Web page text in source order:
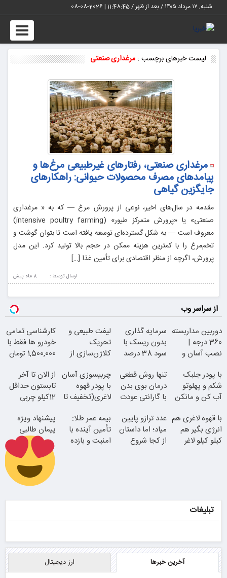
شنبه, ۱۷ مرداد ۱۴۰۵ / بعد از ظهر / 11:48:45
|
2026-08-08
Toggle
لیست خبرهای برچسب : مرغداری صنعتی
مرغداری صنعتی، رفتارهای غیرطبیعی مرغ‌ها و
پیامدهای مصرف محصولات حیوانی: راهکارهای
جایگزین گیاهی
مقدمه در سال‌های اخیر، نوعی از پرورش مرغ — که به « مرغداری
صنعتی» یا «پرورش متمرکز طیور» (intensive poultry farming)
معروف است — به شکل گسترده‌ای توسعه یافته است تا بتوان گوشت و
تخم‌مرغ را با کمترین هزینه ممکن در حجم بالا تولید کرد. این مدل
پرورش، اگرچه از منظر اقتصادی برای تأمین غذا […]
8 ماه پيش ارسال توسط :
از سراسر وب
دوربین مداربسته
360 درجه |
نصب آسان و
سرمایه گذاری
بدون ریسک با
سود 38 درصد
لیفت طبیعی و
تحریک
کلاژن‌سازی از
24ماه ماندگاری
جوان شو
کارشناسی تمامی
خودرو ها فقط با
1,500,000 تومان
با پودر جلبک
شکم و پهلوتو
آب کن و مانکن
امشب)
تنها روش قطعی
درمان بوی بدن
با گارانتی عودت
چربیسوزی آسان
با پودر قهوه
لاغری(تخفیف تا
از الان تا آخر
تابستون حداقل
12کیلو چربی
با قهوه لاغری هم
انرژی بگیر هم
کیلو کیلو لاغر
عدد ترازو پایین
میاد؛ اما داستان
از کجا شروع
بیمه عمر طلا:
تأمین آینده با
امنیت و بازده
پیشنهاد ویژه
پیمان طالبی
تبلیغات
آخرین خبرها ارز دیجیتال